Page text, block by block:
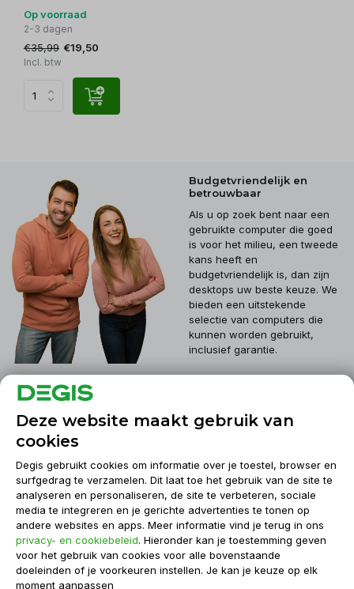
Op voorraad
2-3 dagen
€35,99 €19,50
Incl. btw
Budgetvriendelijk en
betrouwbaar
Als u op zoek bent naar een
gebruikte computer die goed
is voor het milieu, een tweede
kans heeft en
budgetvriendelijk is, dan zijn
desktops uw beste keuze. We
bieden een uitstekende
selectie van computers die
kunnen worden gebruikt,
inclusief garantie.
Klantenservice
Informatie
Contact
Deze website maakt gebruik van
cookies
Degis gebruikt cookies om informatie over je toestel, browser en
surfgedrag te verzamelen. Dit laat toe het gebruik van de site te
analyseren en personaliseren, de site te verbeteren, sociale
media te integreren en je gerichte advertenties te tonen op
andere websites en apps. Meer informatie vind je terug in ons
privacy- en cookiebeleid. Hieronder kan je toestemming geven
voor het gebruik van cookies voor alle bovenstaande
doeleinden of je voorkeuren instellen. Je kan je keuze op elk
moment aanpassen